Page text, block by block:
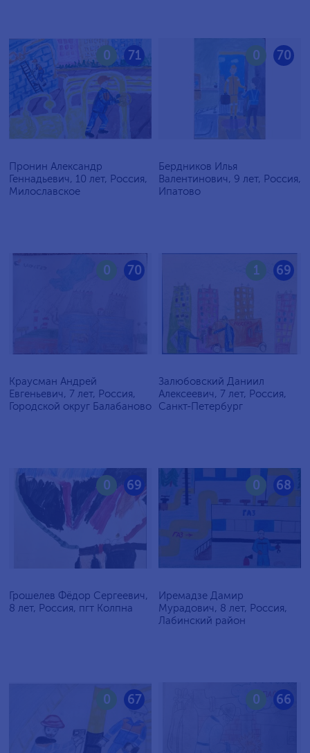
71
0
Пронин Александр
Геннадьевич, 10 лет, Россия,
Милославское
70
0
Бердников Илья
Валентинович, 9 лет, Россия,
Ипатово
70
0
Краусман Андрей
Евгеньевич, 7 лет, Россия,
Городской округ Балабаново
69
1
Залюбовский Даниил
Алексеевич, 7 лет, Россия,
Санкт-Петербург
69
0
Грошелев Фёдор Сергеевич,
8 лет, Россия, пгт Колпна
68
0
Иремадзе Дамир
Мурадович, 8 лет, Россия,
Лабинский район
67
0 66
0